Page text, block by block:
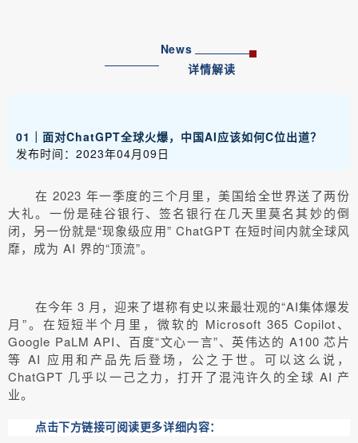
News
详情解读
01｜面对ChatGPT全球火爆，中国AI应该如何C位出道？
发布时间：2023年04月09日
在 2023 年一季度的三个月里，美国给全世界送了两份
大礼。一份是硅谷银行、签名银行在几天里莫名其妙的倒
闭，另一份就是“现象级应用” ChatGPT 在短时间内就全球风
靡，成为 AI 界的“顶流”。
在今年 3 月，迎来了堪称有史以来最壮观的“AI集体爆发
月”。在短短半个月里，微软的 Microsoft 365 Copilot、
Google PaLM API、百度“文心一言”、英伟达的 A100 芯片
等 AI 应用和产品先后登场，公之于世。可以这么说，
ChatGPT 几乎以一己之力，打开了混沌许久的全球 AI 产
业。
点击下方链接可阅读更多详细内容：